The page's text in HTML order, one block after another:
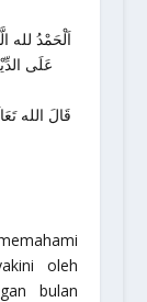
اَلْحَمْدُ لله
عَلَى
قَالَ الله
oleh
bulan